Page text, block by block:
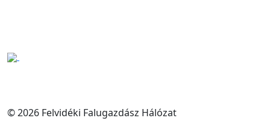
© 2026 Felvidéki Falugazdász Hálózat